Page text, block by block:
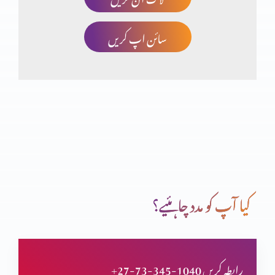
شگردوں کی تربیت
یہ کون ہے؟
سائن اپ کریں
کیا آپ کو مدد چاہئیے؟
+27-73-345-1040 رابطہ کریں